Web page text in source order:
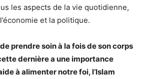
les aspects de la vie quotidienne,
et la politique.
prendre soin à la fois de son corps
dernière a une importance
à alimenter notre foi, l’Islam